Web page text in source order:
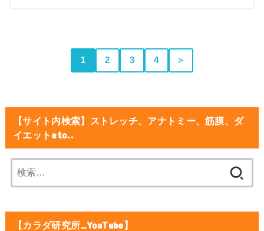
1 2 3 4 ＞
【サイト内検索】ストレッチ、アナトミー、筋膜、ダ
イエットetc..
索:
【カラダ研究所_YouTube】